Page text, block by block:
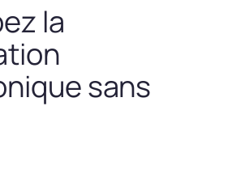
la
sans